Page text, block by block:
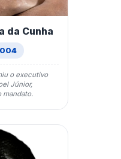
da Cunha
o executivo
Júnior,
mandato.